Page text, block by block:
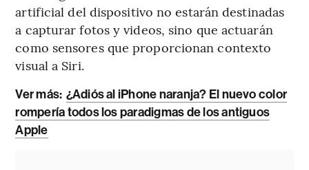
artificial del dispositivo no estarán destinadas
a capturar fotos y videos, sino que actuarán
como sensores que proporcionan contexto
visual a Siri.
Ver más: ¿Adiós al iPhone naranja? El nuevo color
rompería todos los paradigmas de los antiguos
Apple